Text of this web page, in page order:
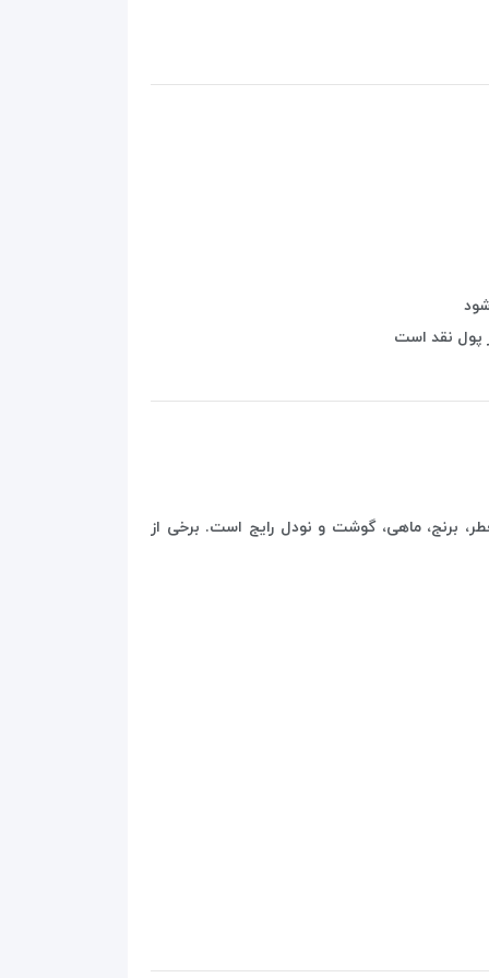
پول نقد است
برنج، ماهی، گوشت و نودل رایج است. برخی از